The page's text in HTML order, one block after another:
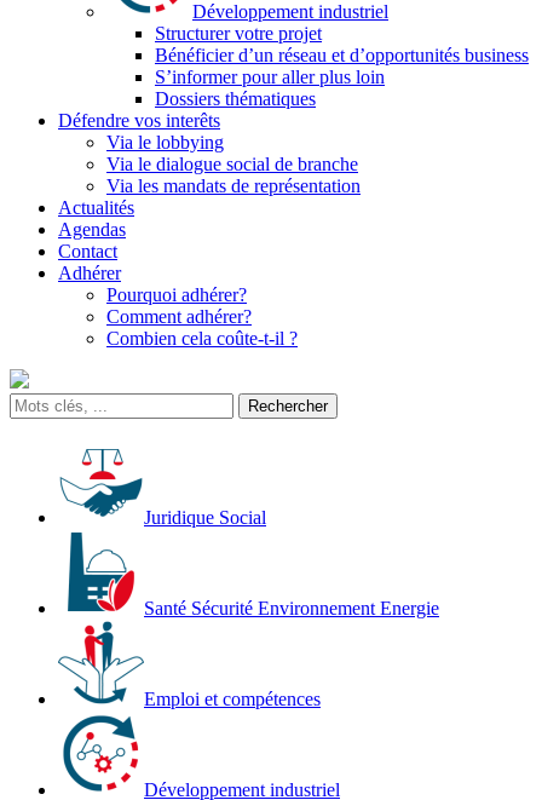
Développement industriel
Structurer votre projet
Bénéficier d’un réseau et d’opportunités business
S’informer pour aller plus loin
Dossiers thématiques
Défendre vos interêts
Via le lobbying
Via le dialogue social de branche
Via les mandats de représentation
Actualités
Agendas
Contact
Adhérer
Pourquoi adhérer?
Comment adhérer?
Combien cela coûte-t-il ?
Juridique Social
Santé Sécurité Environnement Energie
Emploi et compétences
Développement industriel